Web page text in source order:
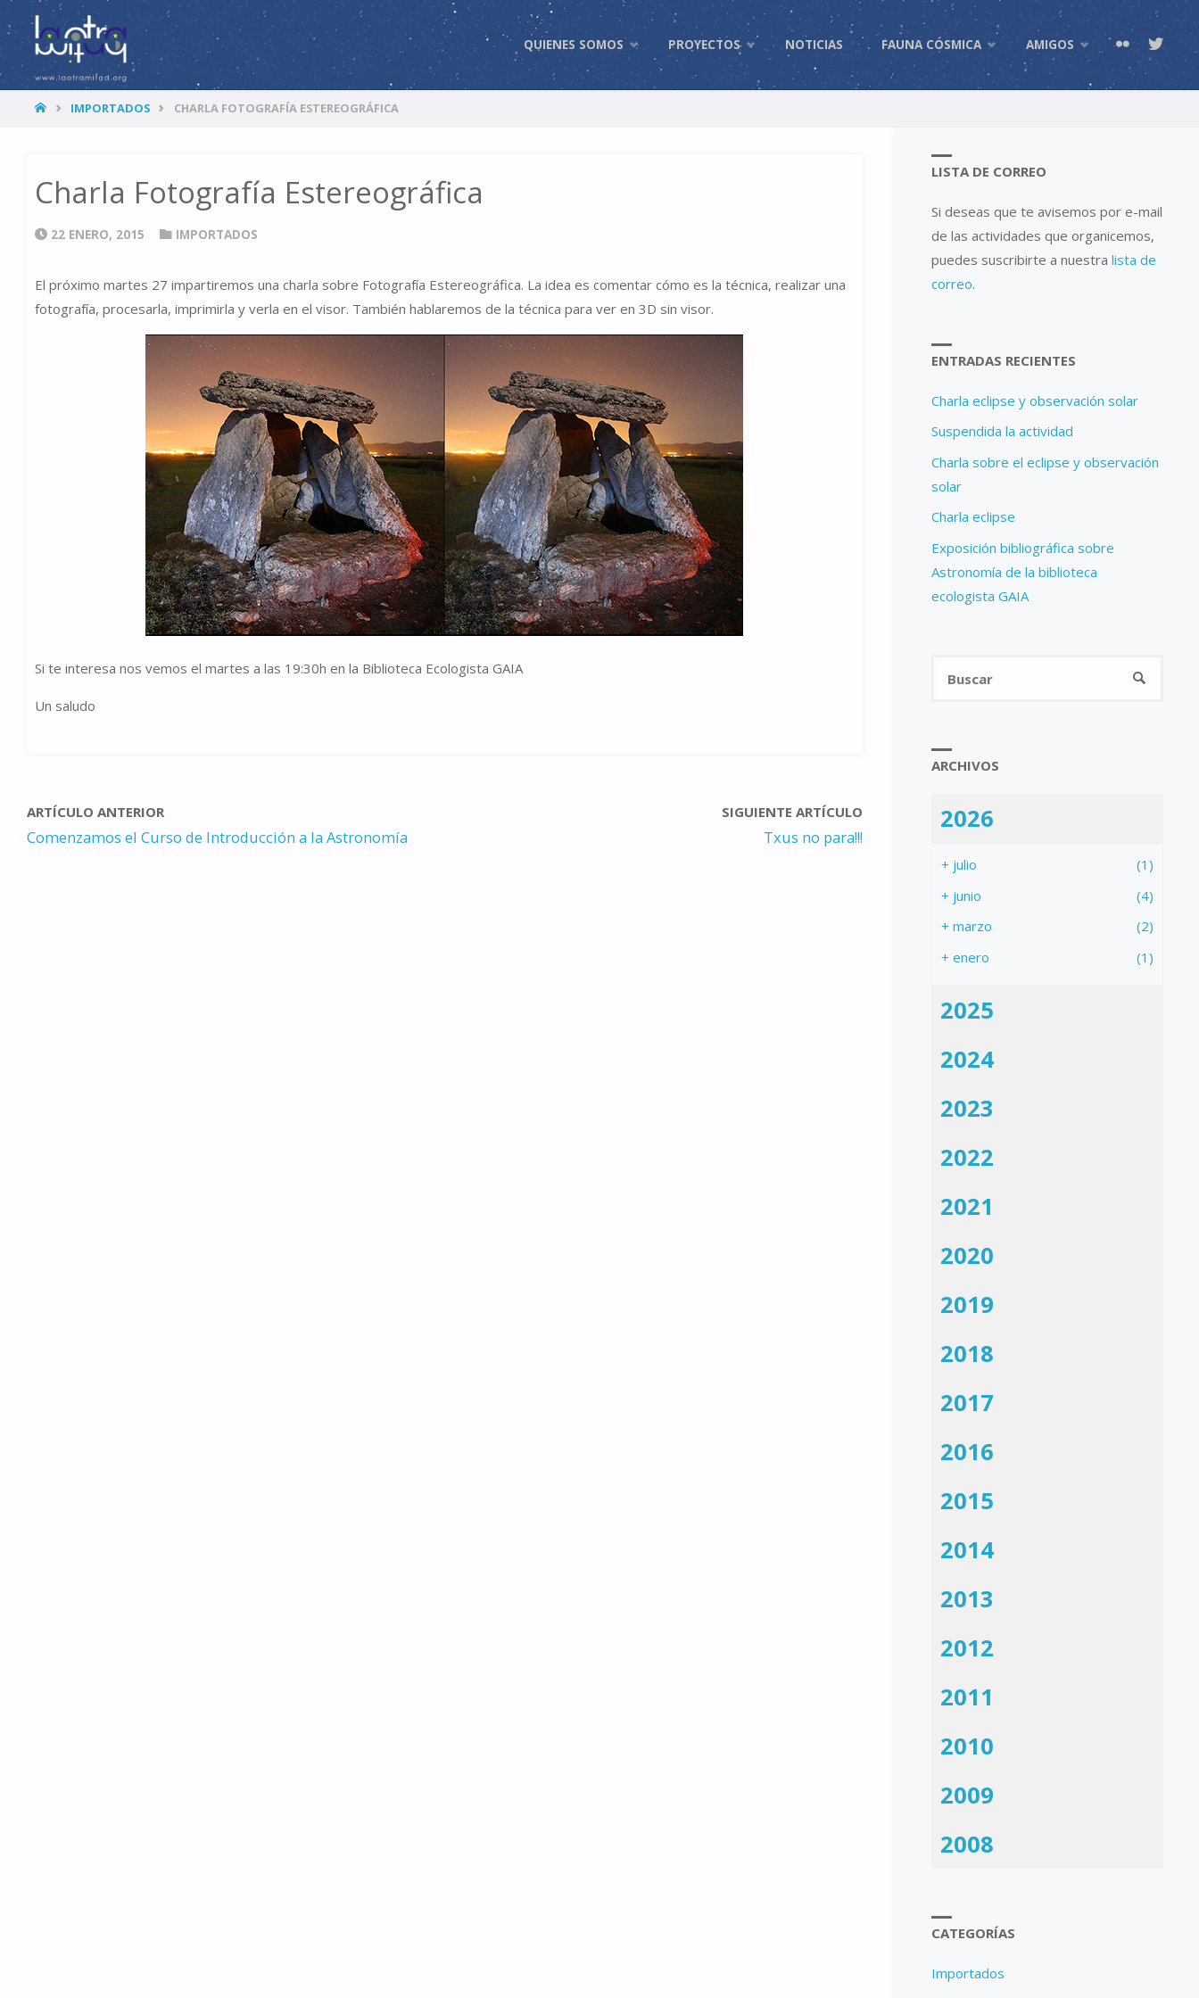
LA
OTRA
MITAD
Skip
to
QUIENES SOMOS PROYECTOS NOTICIAS FAUNA CÓSMICA AMIGOS
HOMEIMPORTADOS CHARLA FOTOGRAFÍA ESTEREOGRÁFICA
Charla Fotografía Estereográfica
22 ENERO, 2015 IMPORTADOS
El próximo martes 27 impartiremos una charla sobre Fotografía Estereográfica. La idea es comentar cómo es la técnica, realizar una
fotografía, procesarla, imprimirla y verla en el visor. También hablaremos de la técnica para ver en 3D sin visor.
Si te interesa nos vemos el martes a las 19:30h en la Biblioteca Ecologista GAIA
Un saludo
ARTÍCULO ANTERIOR
Comenzamos el Curso de Introducción a la Astronomía
SIGUIENTE ARTÍCULO
Txus no para!!!
LISTA DE CORREO
Si deseas que te avisemos por e-mail
de las actividades que organicemos,
puedes suscribirte a nuestralista de
correo.
ENTRADAS RECIENTES
Charla eclipse y observación solar
Suspendida la actividad
Charla sobre el eclipse y observación
solar
Charla eclipse
Exposición bibliográfica sobre
Astronomía de la biblioteca
ecologista GAIA
BUSCAR
ARCHIVOS
2026
+ julio
(1)
+ junio
(4)
+ marzo
(2)
+ enero (1)
2025
2024
2023
2022
2021
2020
2019
2018
2017
2016
2015
2014
2013
2012
2011
2010
2009
2008
CATEGORÍAS
Importados